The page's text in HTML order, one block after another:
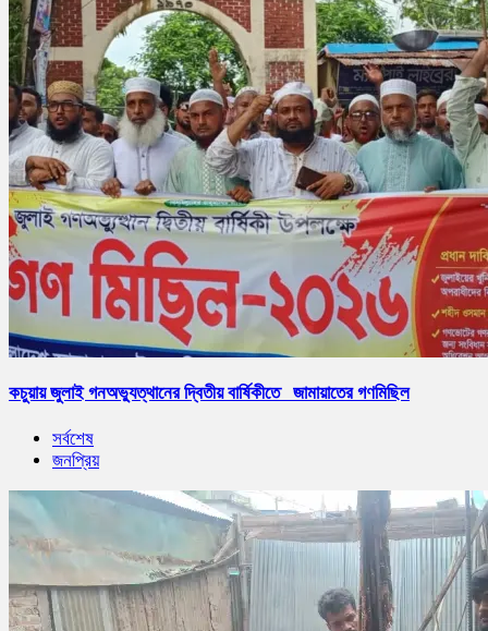
কচুয়ায় জুলাই গনঅভ্যুত্থানের দ্বিতীয় বার্ষিকীতে জামায়াতের গণমিছিল
সর্বশেষ
জনপ্রিয়